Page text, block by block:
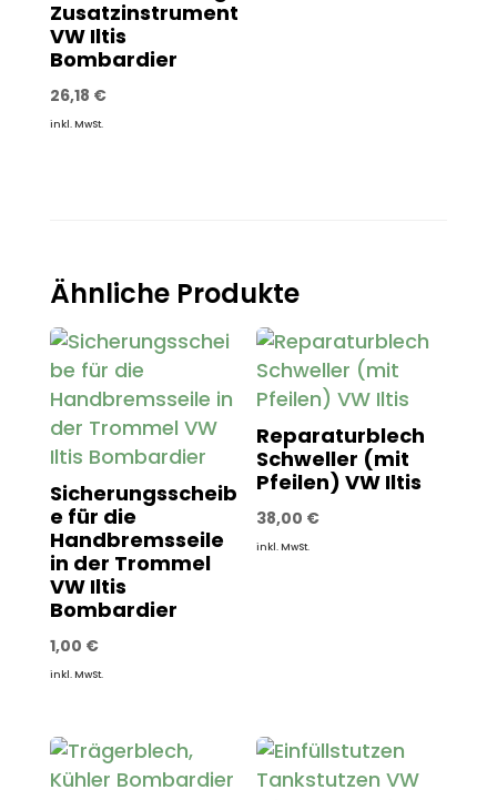
Zusatzinstrument
VW Iltis
Bombardier
26,18 €
inkl. MwSt.
Ähnliche Produkte
Sicherungsscheib
e für die
Handbremsseile
in der Trommel
VW Iltis
Bombardier
1,00 €
inkl. MwSt.
Reparaturblech
Schweller (mit
Pfeilen) VW Iltis
38,00 €
inkl. MwSt.